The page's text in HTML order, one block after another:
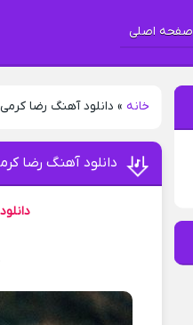
صفحه اصلی
خانه » دانلود آهنگ رضا کرمی
دانلود آهنگ رضا